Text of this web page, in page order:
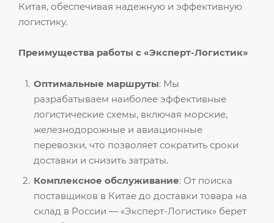
Китая, обеспечивая надежную и эффективную
логистику.
Преимущества работы с «Эксперт-Логистик»
Оптимальные маршруты: Мы
разрабатываем наиболее эффективные
логистические схемы, включая морские,
железнодорожные и авиационные
перевозки, что позволяет сократить сроки
доставки и снизить затраты.
Комплексное обслуживание: От поиска
поставщиков в Китае до доставки товара на
склад в России — «Эксперт-Логистик» берет